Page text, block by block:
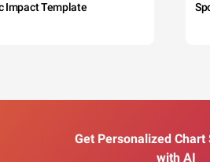
Impact Template
Get Personalized Chart
with AI